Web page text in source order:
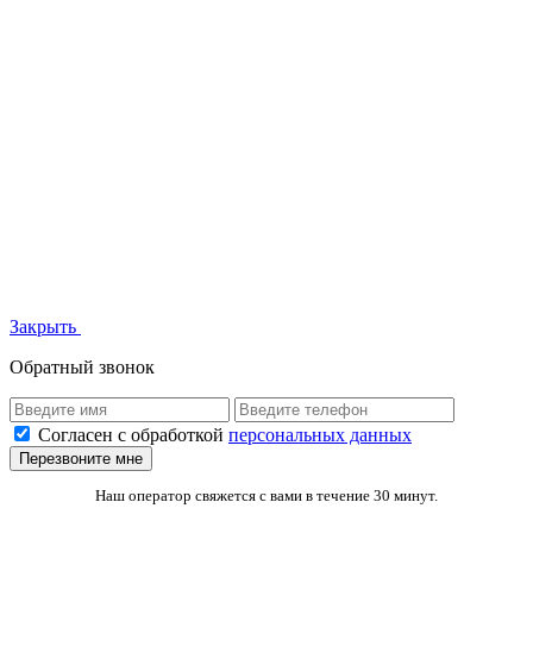
Закрыть
Обратный звонок
Согласен с обработкой персональных данных
Перезвоните мне
Наш оператор свяжется с вами в течение 30 минут.